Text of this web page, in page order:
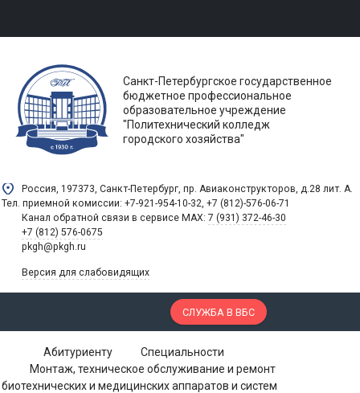
Санкт-Петербургское государственное
бюджетное профессиональное
образовательное учреждение
"Политехнический колледж
городского хозяйства"
Россия, 197373, Санкт-Петербург, пр. Авиаконструкторов, д.28 лит. A.
Тел. приемной комиссии: +7-921-954-10-32, +7 (812)-576-06-71
Канал обратной связи в сервисе MAX: 7 (931) 372-46-30
+7 (812) 576-0675
pkgh@pkgh.ru
Версия для слабовидящих
СЛУЖБА В ВБС
Абитуриенту
Специальности
Монтаж, техническое обслуживание и ремонт
биотехнических и медицинских аппаратов и систем